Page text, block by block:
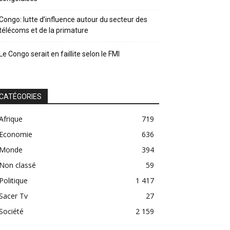
lutte d’influence autour du secteur des
et de la primature
Congo serait en faillite selon le FMI
719
636
394
classé
59
1 417
Tv
27
2 159